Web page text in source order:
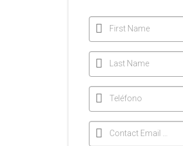
First Name
Last Name
Teléfono